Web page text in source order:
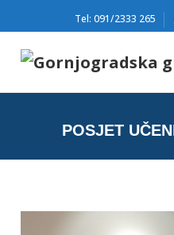
Tel: 091/2333 265
POSJET